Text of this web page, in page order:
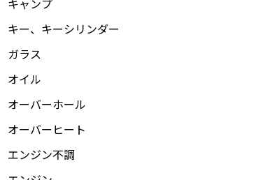
キー、キーシリンダー
ガラス
オイル
オーバーホール
オーバーヒート
エンジン不調